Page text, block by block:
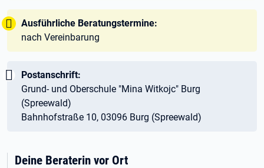
Tipp:
Ausführliche Beratungstermine:
nach Vereinbarung
Wichtig:
Postanschrift:
Grund- und Oberschule "Mina Witkojc" Burg
(Spreewald)
Bahnhofstraße 10, 03096 Burg (Spreewald)
Deine Beraterin vor Ort